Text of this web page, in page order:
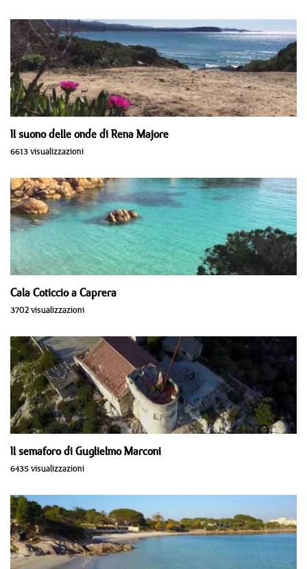
Il suono delle onde di Rena Majore
6613 visualizzazioni
Cala Coticcio a Caprera
3702 visualizzazioni
Il semaforo di Guglielmo Marconi
6435 visualizzazioni